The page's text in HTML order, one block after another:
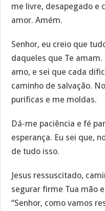
me livre, desapegado e
amor. Amém.
Senhor, eu creio que
daqueles que Te
amo, e sei que cada
caminho de salvação.
purificas e me moldas.
Dá-me paciência e fé
esperança. Eu sei que,
de tudo isso.
Jesus ressuscitado,
segurar firme Tua mão
“Senhor, como vamos